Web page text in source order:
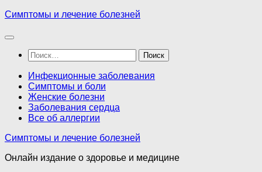
Перейти
содержимому
Симптомы и лечение болезней
Найти:
Инфекционные заболевания
Симптомы и боли
Женские болезни
Заболевания сердца
Все об аллергии
Симптомы и лечение болезней
Онлайн издание о здоровье и медицине